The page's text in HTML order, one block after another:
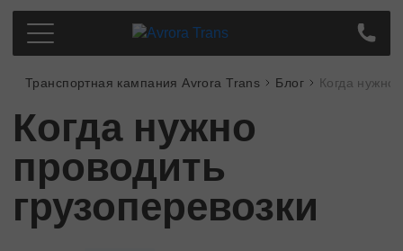
Грузоперевозки по Украине
Киев
Днепр
Харьков
Одесса
Кропивницкий
Цена
Про компанию
Партнерам
Контакты
Транспортная кампания Avrora Trans Блог Когда нужно
Когда нужно
проводить
грузоперевозки